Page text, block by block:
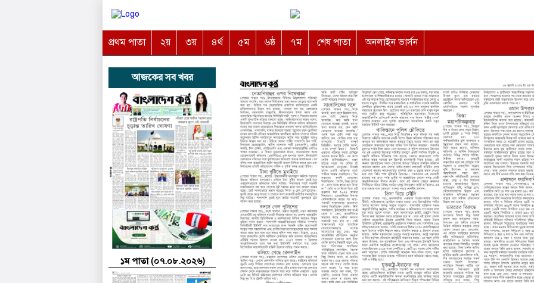
প্রথম পাতা ২য় ৩য় ৪র্থ ৫ম ৬ষ্ঠ ৭ম শেষ পাতা অনলাইন ভার্সন
আজকের সব খবর
১ম পাতা (০৭.০৮.২০২৬)